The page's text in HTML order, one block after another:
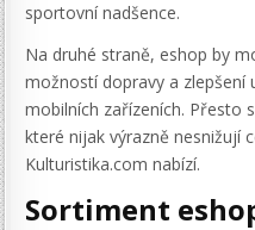
sportovní nadšence.
Na druhé straně, eshop by
možností dopravy a zlepšení
mobilních zařízeních. Přesto
které nijak výrazně nesnižují
Kulturistika.com nabízí.
Sortiment